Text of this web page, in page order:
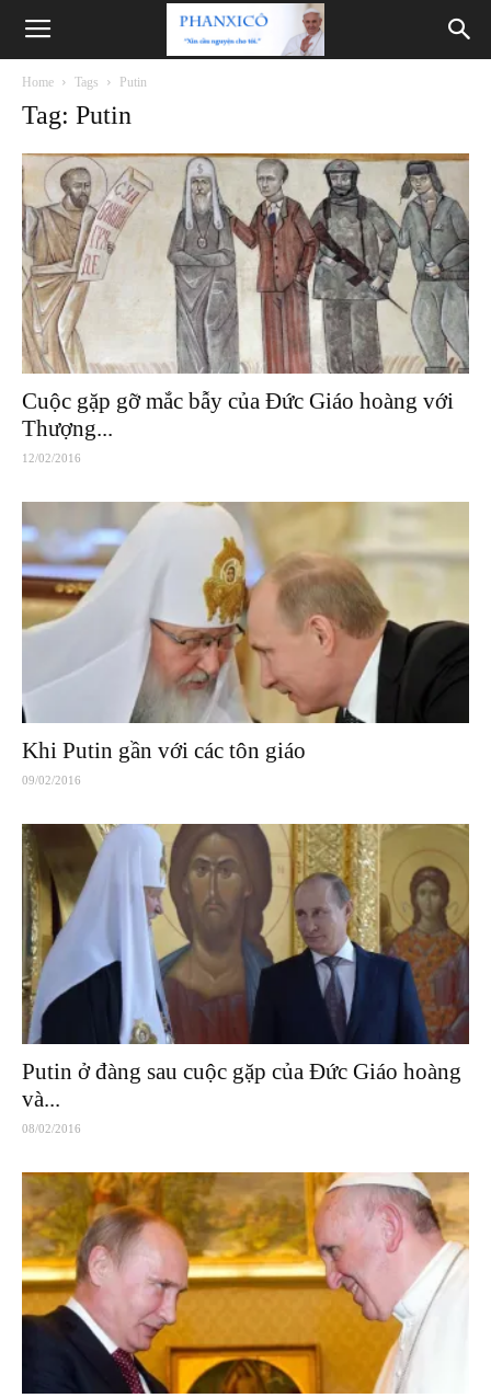
Phanxicô
Home Tags Putin
Tag: Putin
Cuộc gặp gỡ mắc bẫy của Đức Giáo hoàng với
Thượng...
12/02/2016
Khi Putin gần với các tôn giáo
09/02/2016
Putin ở đàng sau cuộc gặp của Đức Giáo hoàng
và...
08/02/2016